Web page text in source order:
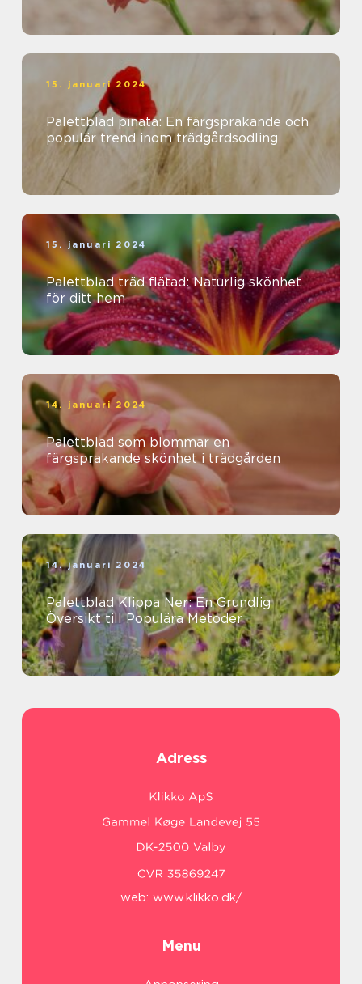
15. januari 2024
Palettblad pinata: En färgsprakande och
populär trend inom trädgårdsodling
15. januari 2024
Palettblad träd flätad: Naturlig skönhet
för ditt hem
14. januari 2024
Palettblad som blommar en
färgsprakande skönhet i trädgården
14. januari 2024
Palettblad Klippa Ner: En Grundlig
Översikt till Populära Metoder
Adress
web: www.klikko.dk/
Menu